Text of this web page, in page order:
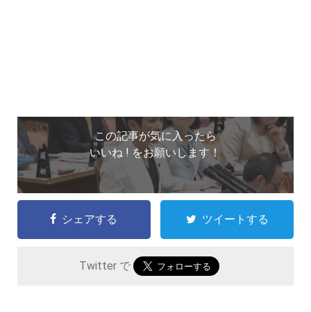
この記事が気に入ったら
いいね ! をお願いします！
シェアする ツイートする
Twitter で